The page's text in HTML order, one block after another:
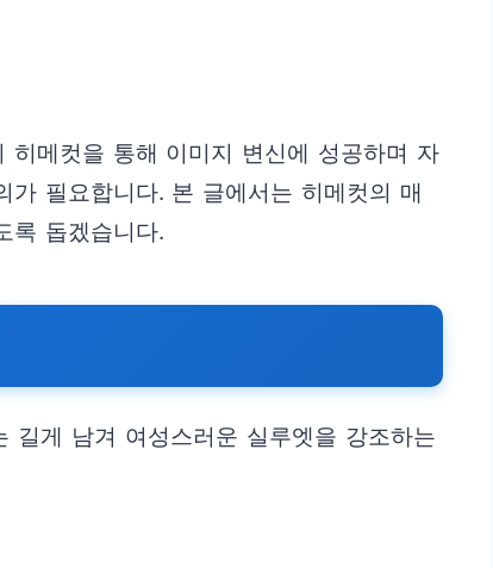
메컷을 통해 이미지 변신에 성공하며 자
필요합니다. 본 글에서는 히메컷의 매
록 돕겠습니다.
길게 남겨 여성스러운 실루엣을 강조하는